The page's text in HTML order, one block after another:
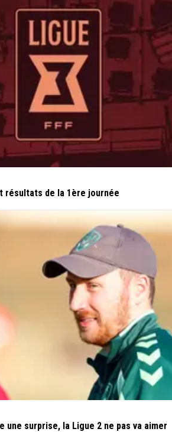
résultats de la 1ère journée
une surprise, la Ligue 2 ne pas va aimer